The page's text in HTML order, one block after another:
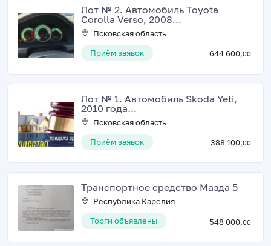
Лот № 2. Автомобиль Toyota
Corolla Verso, 2008...
Псковская область
Приём заявок
644 600,00
Лот № 1. Автомобиль Skoda Yeti,
2010 года...
Псковская область
Приём заявок
388 100,00
Транспортное средство Мазда 5
Республика Карелия
Торги объявлены
548 000,00